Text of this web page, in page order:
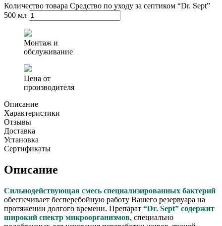
Количество товара Средство по уходу за септиком “Dr. Sept”
500 мл
Монтаж и
обслуживание
Цена от
производителя
Описание
Характеристики
Отзывы
Доставка
Установка
Сертификаты
Описание
Сильнодействующая смесь специализированных бактерий
обеспечивает беcперебойную работу Вашего резервуара на
протяжении долгого времени. Препарат “Dr. Sept” содержит
широкий спектр микроорганизмов, специально